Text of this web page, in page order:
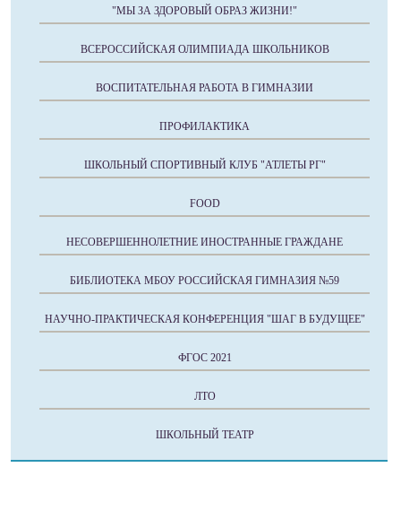
"МЫ ЗА ЗДОРОВЫЙ ОБРАЗ ЖИЗНИ!"
ВСЕРОССИЙСКАЯ ОЛИМПИАДА ШКОЛЬНИКОВ
ВОСПИТАТЕЛЬНАЯ РАБОТА В ГИМНАЗИИ
ПРОФИЛАКТИКА
ШКОЛЬНЫЙ СПОРТИВНЫЙ КЛУБ "АТЛЕТЫ РГ"
FOOD
НЕСОВЕРШЕННОЛЕТНИЕ ИНОСТРАННЫЕ ГРАЖДАНЕ
БИБЛИОТЕКА МБОУ РОССИЙСКАЯ ГИМНАЗИЯ №59
НАУЧНО-ПРАКТИЧЕСКАЯ КОНФЕРЕНЦИЯ "ШАГ В БУДУЩЕЕ"
ФГОС 2021
ЛТО
ШКОЛЬНЫЙ ТЕАТР